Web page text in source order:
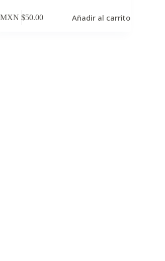
MXN $50.00 Añadir al carrito